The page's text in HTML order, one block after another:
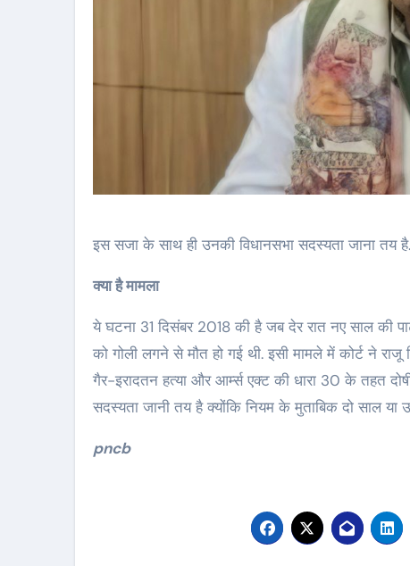
इस सजा के साथ ही उनकी विधानसभा सदस्यता जाना तय
क्या है मामला
ये घटना 31 दिसंबर 2018 की है जब देर रात नए साल की
को गोली लगने से मौत हो गई थी. इसी मामले में कोर्ट ने
गैर-इरादतन हत्या और आर्म्स एक्ट की धारा 30 के तहत
सदस्यता जानी तय है क्योंकि नियम के मुताबिक दो साल या
pncb